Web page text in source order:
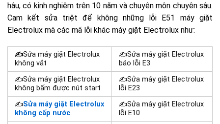
hậu, có kinh nghiệm trên 10 năm và chuyên môn chuyên sâu.
Cam kết sửa triệt để không những lỗi E51 máy giặt
Electrolux mà các mã lỗi khác máy giặt Electrolux như:
✍Sửa máy giặt Electrolux
không vắt
✍Sửa máy giặt Electrolux
báo lỗi E3
✍Sửa máy giặt Electrolux
không bấm được nút start
✍Sửa máy giặt Electrolux
lỗi E23
✍Sửa máy giặt Electrolux
không cấp nước
✍Sửa máy giặt Electrolux
lỗi E10